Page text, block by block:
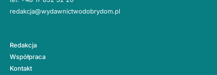
redakcja@wydawnictwodobrydom.pl
Redakcja
Współpraca
Kontakt